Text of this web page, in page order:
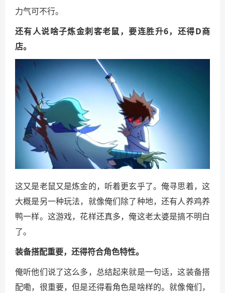
力气可不行。
还有人说啥子炼金刺客老鼠，要连胜升6，还得D商
店。
这又是老鼠又是炼金的，听着更玄乎了。俺寻思着，这
大概是另一种玩法，就像俺们除了种地，还有人养鸡养
鸭一样。这游戏，花样还真多，俺这老太婆是搞不明白
了。
装备搭配重要，还得符合角色特性。
俺听他们说了这么多，总结起来就是一句话，这装备搭
配嘞，很重要，但是还得看角色是啥样的。就像俺们，